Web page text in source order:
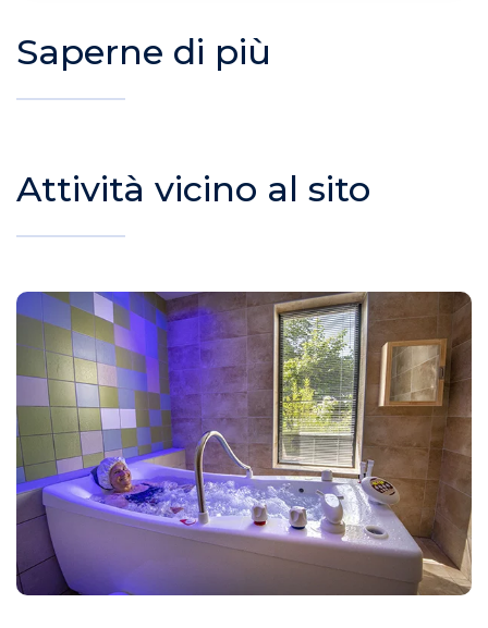
Saperne di più
Attività vicino al sito